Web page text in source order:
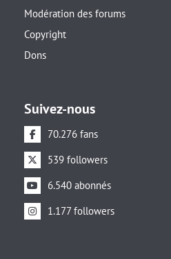
Modération des forums
Copyright
Dons
Suivez-nous
70.276 fans
539 followers
6.540 abonnés
1.177 followers